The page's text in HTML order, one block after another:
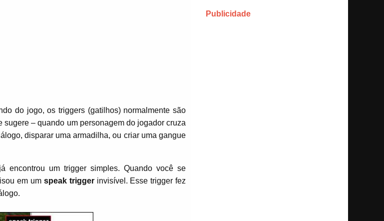
do jogo, os triggers (gatilhos) normalmente são
– quando um personagem do jogador cruza
disparar uma armadilha, ou criar uma gangue
encontrou um trigger simples. Quando você se
em um speak triggerinvisível. Esse trigger fez
Publicidade